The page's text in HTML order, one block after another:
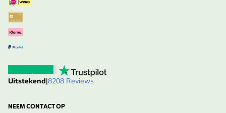
Uitstekend|8208 Reviews
NEEM CONTACT OP